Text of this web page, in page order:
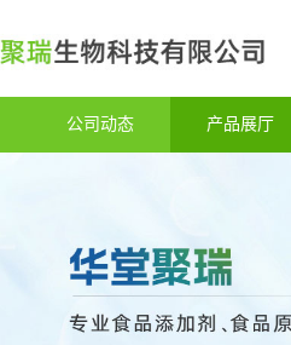
公司动态 产品展厅